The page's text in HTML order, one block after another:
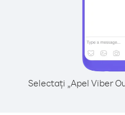
Selectați „Apel Viber